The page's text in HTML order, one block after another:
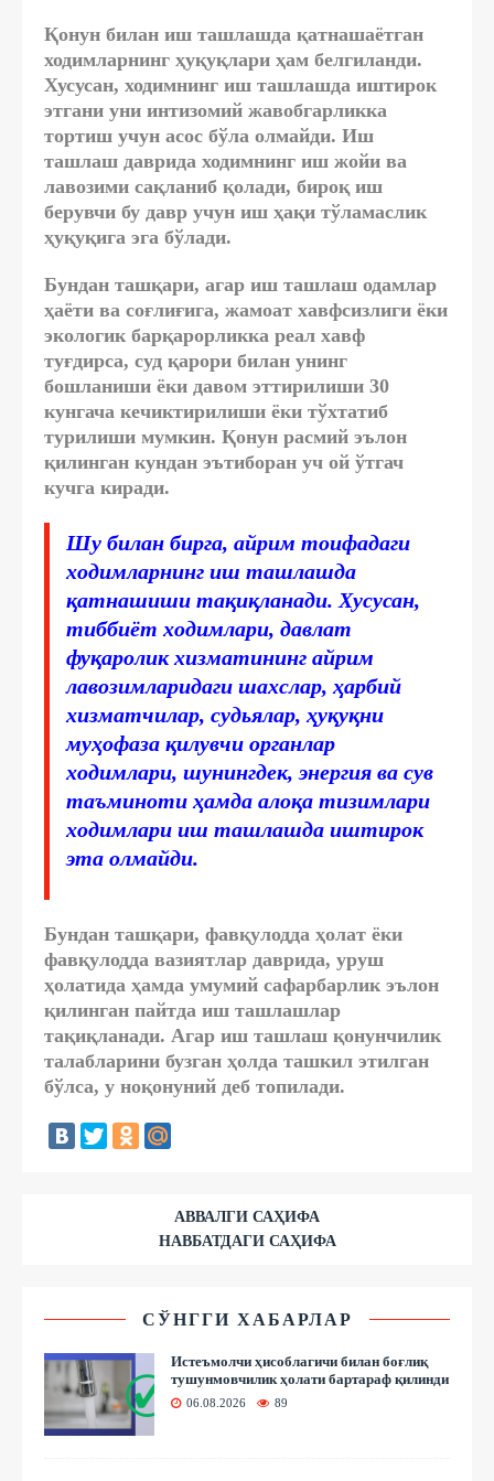
Қонун билан иш ташлашда қатнашаётган
ходимларнинг ҳуқуқлари ҳам белгиланди.
Хусусан, ходимнинг иш ташлашда иштирок
этгани уни интизомий жавобгарликка
тортиш учун асос бўла олмайди. Иш
ташлаш даврида ходимнинг иш жойи ва
лавозими сақланиб қолади, бироқ иш
берувчи бу давр учун иш ҳақи тўламаслик
ҳуқуқига эга бўлади.
Бундан ташқари, агар иш ташлаш одамлар
ҳаёти ва соғлиғига, жамоат хавфсизлиги ёки
экологик барқарорликка реал хавф
туғдирса, суд қарори билан унинг
бошланиши ёки давом эттирилиши 30
кунгача кечиктирилиши ёки тўхтатиб
турилиши мумкин. Қонун расмий эълон
қилинган кундан эътиборан уч ой ўтгач
кучга киради.
Шу билан бирга, айрим тоифадаги
ходимларнинг иш ташлашда
қатнашиши тақиқланади. Хусусан,
тиббиёт ходимлари, давлат
фуқаролик хизматининг айрим
лавозимларидаги шахслар, ҳарбий
хизматчилар, судьялар, ҳуқуқни
муҳофаза қилувчи органлар
ходимлари, шунингдек, энергия ва сув
таъминоти ҳамда алоқа тизимлари
ходимлари иш ташлашда иштирок
эта олмайди.
Бундан ташқари, фавқулодда ҳолат ёки
фавқулодда вазиятлар даврида, уруш
ҳолатида ҳамда умумий сафарбарлик эълон
қилинган пайтда иш ташлашлар
тақиқланади. Агар иш ташлаш қонунчилик
талабларини бузган ҳолда ташкил этилган
бўлса, у ноқонуний деб топилади.
АВВАЛГИ САҲИФА
НАВБАТДАГИ САҲИФА
СЎНГГИ ХАБАРЛАР
Истеъмолчи ҳисоблагичи билан боғлиқ
тушунмовчилик ҳолати бартараф қилинди
06.08.2026 89